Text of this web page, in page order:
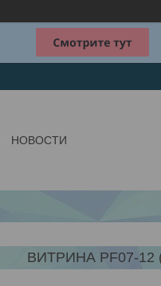
НОВОСТИ
ВИТРИНА PF07-12